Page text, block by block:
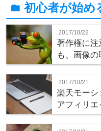
folder初心者が始
2017/10/22
著作権に注
も、画像の
2017/10/21
楽天モーシ
アフィリエ